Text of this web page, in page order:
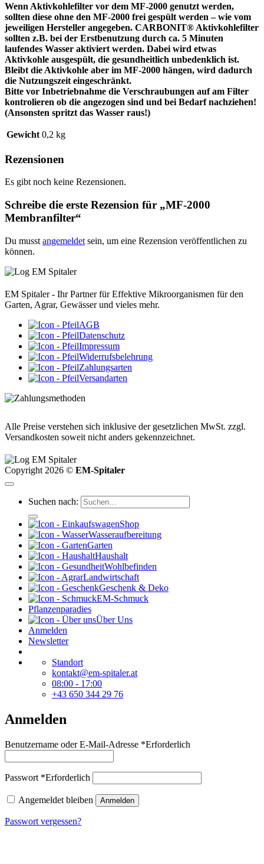
Wenn Aktivkohlefilter vor dem MF-2000 genutzt werden,
sollten diese ohne den MF-2000 frei gespült werden – wie vom
jeweiligen Hersteller angegeben. CARBONIT® Aktivkohlefilter
sollten z.B. bei der Erstbenutzung durch ca. 5 Minuten
laufendes Wasser aktiviert werden. Dabei wird etwas
Aktivkohle ausgespült, die gesundheitlich unbedenklich ist.
Bleibt die Aktivkohle aber im MF-2000 hängen, wird dadurch
die Nutzungszeit eingeschränkt.
Bitte vor Inbetriebnahme die Verschraubungen auf am Filter
kontrolieren ob die angezogen sind und bei Bedarf nachziehen!
(Ansonsten spritzt das Wasser raus!)
Gewicht 0,2 kg
Rezensionen
Es gibt noch keine Rezensionen.
Schreibe die erste Rezension für „MF-2000
Membranfilter“
Du musst angemeldet sein, um eine Rezension veröffentlichen zu
können.
EM Spitaler - Ihr Partner für Effektive Mikroorganismen für den
Garten, Agrar, Gewässer und vieles mehr.
AGB
Datenschutz
Impressum
Widerrufsbelehrung
Zahlungsarten
Versandarten
Alle Preise verstehen sich inklusive der gesetzlichen MwSt. zzgl.
Versandkosten soweit nicht anders gekennzeichnet.
Copyright 2026 © EM-Spitaler
Suchen nach:
Shop
Wasseraufbereitung
Garten
Haushalt
Wohlbefinden
Landwirtschaft
Geschenk & Deko
EM-Schmuck
Pflanzenparadies
Über Uns
Anmelden
Newsletter
Standort
kontakt@em-spitaler.at
08:00 - 17:00
+43 650 344 29 76
Anmelden
Benutzername oder E-Mail-Adresse *Erforderlich
Passwort *Erforderlich
Angemeldet bleiben Anmelden
Passwort vergessen?